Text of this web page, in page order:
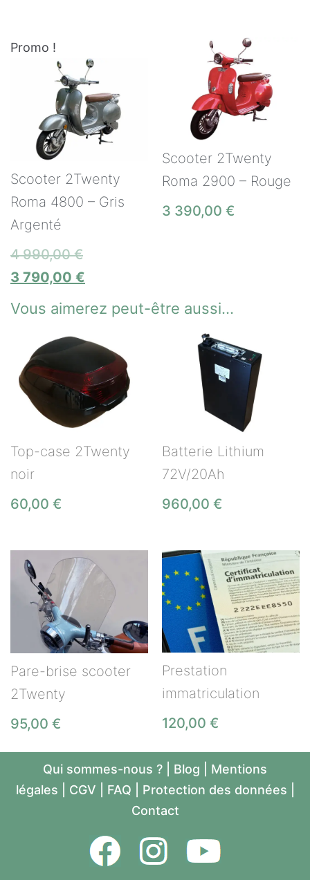
Promo !
Scooter 2Twenty
Roma 4800 – Gris
Argenté
4 990,00€
3 790,00 €
Scooter 2Twenty
Roma 2900 – Rouge
3 390,00 €
Vous aimerez peut-être aussi…
Top-case 2Twenty
noir
60,00 €
Batterie Lithium
72V/20Ah
960,00 €
Pare-brise scooter
2Twenty
95,00 €
Prestation
immatriculation
120,00 €
Qui sommes-nous ? Blog
Mentions
légales
CGV FAQ Protection des données
Contact